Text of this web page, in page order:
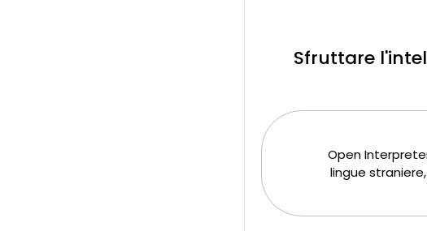
Sfruttare
Open
lingue